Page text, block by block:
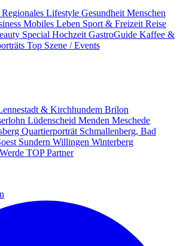
Regionales Lifestyle Gesundheit Menschen
Mobiles Leben Sport & Freizeit Reise
Special Hochzeit GastroGuide Kaffee &
Top Szene / Events
& Kirchhundem Brilon
Lüdenscheid Menden Meschede
Quartierporträt Schmallenberg, Bad
Sundern Willingen Winterberg
Werde TOP Partner